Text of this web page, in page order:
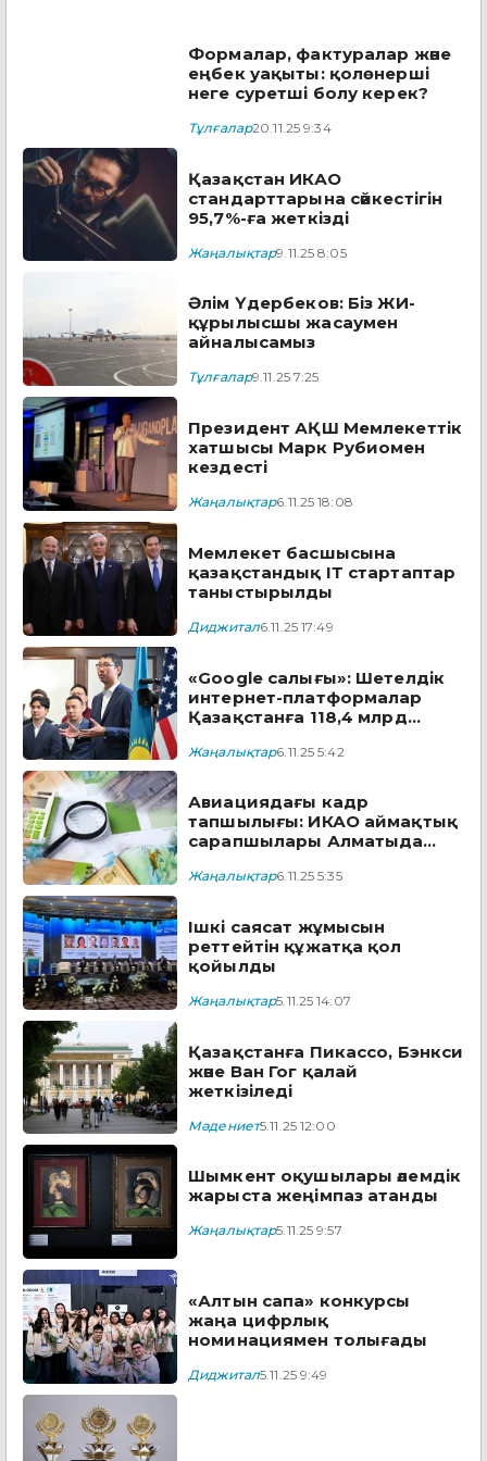
Формалар, фактуралар және
еңбек уақыты: қолөнерші
неге суретші болу керек?
Тұлғалар20.11.25 9:34
Қазақстан ИКАО
стандарттарына сәйкестігін
95,7%-ға жеткізді
Жаңалықтар9.11.25 8:05
Әлім Үдербеков: Біз ЖИ-
құрылысшы жасаумен
айналысамыз
Тұлғалар9.11.25 7:25
Президент АҚШ Мемлекеттік
хатшысы Марк Рубиомен
кездесті
Жаңалықтар6.11.25 18:08
Мемлекет басшысына
қазақстандық ІТ стартаптар
таныстырылды
Диджитал6.11.25 17:49
«Google салығы»: Шетелдік
интернет-платформалар
Қазақстанға 118,4 млрд
Жаңалықтар6.11.25 5:42
Авиациядағы кадр
тапшылығы: ИКАО аймақтық
сарапшылары Алматыда
Жаңалықтар6.11.25 5:35
Ішкі саясат жұмысын
реттейтін құжатқа қол
қойылды
Жаңалықтар5.11.25 14:07
Қазақстанға Пикассо, Бэнкси
және Ван Гог қалай
жеткізіледі
Мәдениет5.11.25 12:00
Шымкент оқушылары әлемдік
жарыста жеңімпаз атанды
Жаңалықтар5.11.25 9:57
«Алтын сапа» конкурсы
жаңа цифрлық
номинациямен толығады
Диджитал5.11.25 9:49